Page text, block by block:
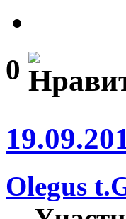
0
Olegus